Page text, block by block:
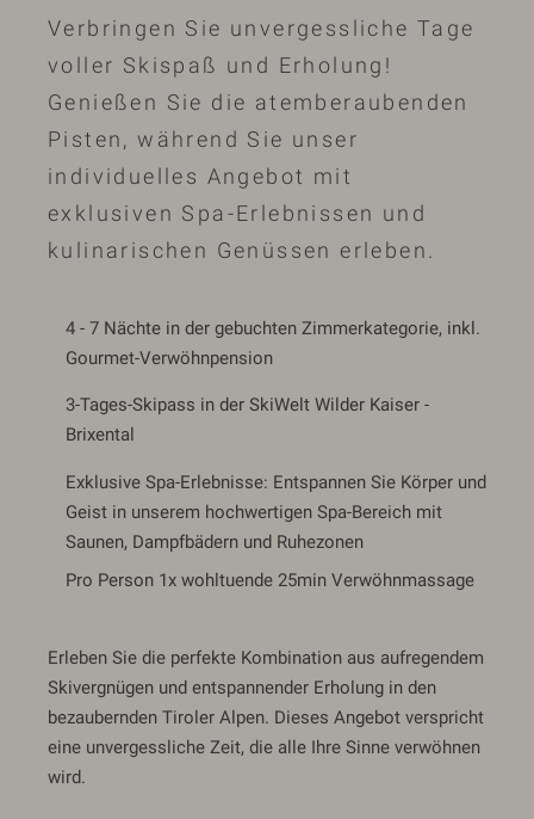
Verbringen Sie unvergessliche Tage
voller Skispaß und Erholung!
Genießen Sie die atemberaubenden
Pisten, während Sie unser
individuelles Angebot mit
exklusiven Spa-Erlebnissen und
kulinarischen Genüssen erleben.
4 - 7 Nächte in der gebuchten Zimmerkategorie, inkl.
Gourmet-Verwöhnpension
3-Tages-Skipass in der SkiWelt Wilder Kaiser -
Brixental
Exklusive Spa-Erlebnisse: Entspannen Sie Körper und
Geist in unserem hochwertigen Spa-Bereich mit
Saunen, Dampfbädern und Ruhezonen
Pro Person 1x wohltuende 25min Verwöhnmassage
Erleben Sie die perfekte Kombination aus aufregendem
Skivergnügen und entspannender Erholung in den
bezaubernden Tiroler Alpen. Dieses Angebot verspricht
eine unvergessliche Zeit, die alle Ihre Sinne verwöhnen
wird.